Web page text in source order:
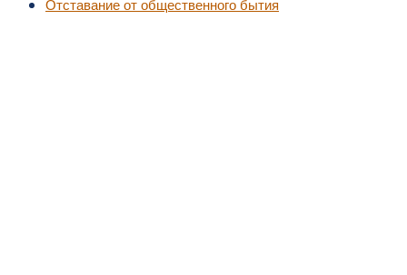
Отставание от общественного бытия